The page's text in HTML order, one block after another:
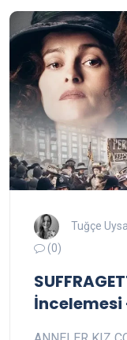
Tuğçe Uysal
(0)
İncelemesi